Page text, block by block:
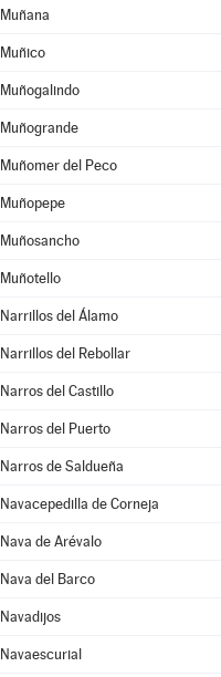
Muñana
Muñico
Muñogalindo
Muñogrande
Muñomer del Peco
Muñopepe
Muñosancho
Muñotello
Narrillos del Álamo
Narrillos del Rebollar
Narros del Castillo
Narros del Puerto
Narros de Saldueña
Navacepedilla de Corneja
Nava de Arévalo
Nava del Barco
Navadijos
Navaescurial